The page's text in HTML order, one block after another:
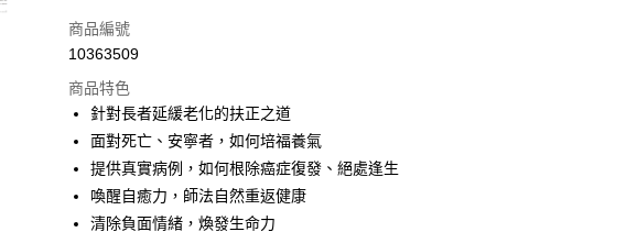
信用卡一次付款
Apple Pay
大哥付你分期
相關說明
【大哥付你分期使用說明】
1.本服務由台灣大哥大提供，台灣大哥大用戶可立即使用無須另外申請。
2.付款方式選擇「大哥付你分期」，訂單成立後會自動跳轉到大哥付的交易
商品編號
10363509
商品特色
針對長者延緩老化的扶正之道
面對死亡、安寧者，如何培福養氣
提供真實病例，如何根除癌症復發、絕處逢生
喚醒自癒力，師法自然重返健康
清除負面情緒，煥發生命力